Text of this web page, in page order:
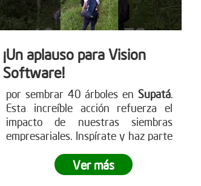
¡Un aplauso para Vision
Software!
por sembrar 40 árboles en Supatá.
Esta increíble acción refuerza el
impacto de nuestras siembras
empresariales. Inspírate y haz parte
. Visita nuestra página web
para más detalles
Ver más